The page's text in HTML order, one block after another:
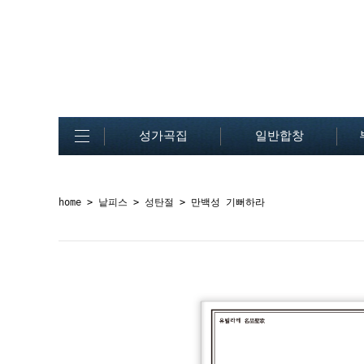
성가곡집 일반합창
home > 낱피스 > 성탄절 > 만백성 기뻐하라